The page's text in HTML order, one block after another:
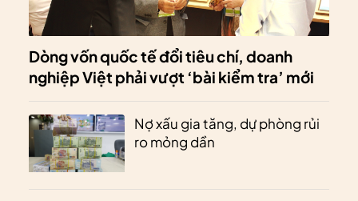
Dòng vốn quốc tế đổi tiêu chí, doanh
nghiệp Việt phải vượt ‘bài kiểm tra’ mới
Nợ xấu gia tăng, dự phòng rủi
ro mỏng dần